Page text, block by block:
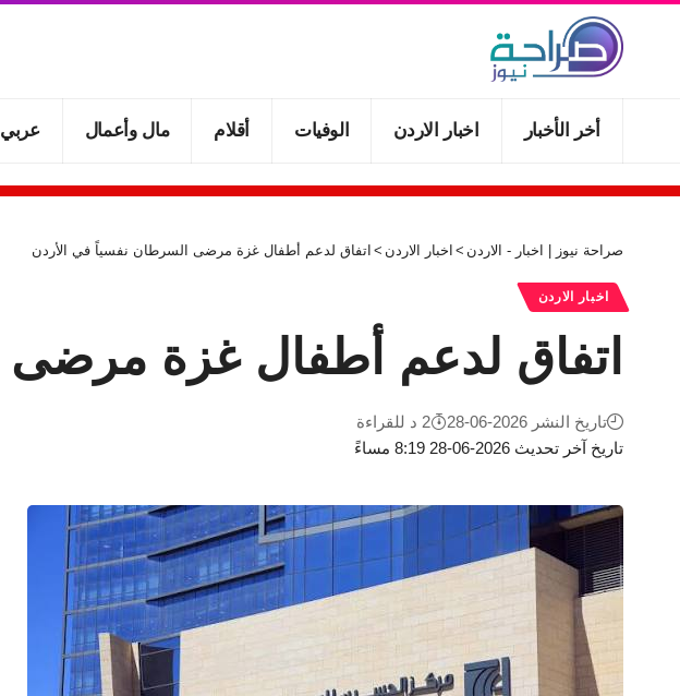
أخر الأخبار اخبار الاردن الوفيات أقلام مال وأعمال
صراحة نيوز | اخبار - الاردن > اخبار الاردن > اتفاق لدعم أطفال غزة مرضى السرطان نفسياً في الأردن
اخبار الاردن
اتفاق لدعم أطفال غزة
تاريخ آخر تحديث 2026-06-28 8:19 مساءً
تاريخ النشر 2026-06-28 2 د للقراءة